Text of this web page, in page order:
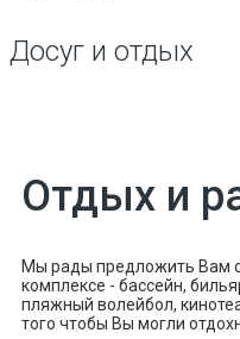
Досуг и отдых
Отдых и
Мы рады предложить Вам
комплексе - бассейн,
пляжный волейбол,
того чтобы Вы могли